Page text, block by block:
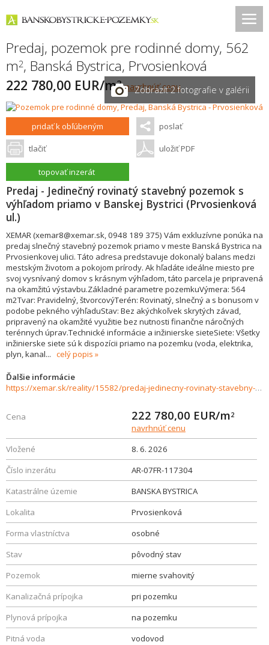
Predaj, pozemok pre rodinné domy, 562
m2, Banská Bystrica, Prvosienková
222 780,00 EUR/m2 navrhnúť cenu
Zobraziť 2 fotografie v galérii
pridať k obľúbeným poslať
tlačiť uložiť PDF
topovať inzerát
Predaj - Jedinečný rovinatý stavebný pozemok s
výhľadom priamo v Banskej Bystrici (Prvosienková
ul.)
XEMAR (xemar8@xemar.sk, 0948 189 375) Vám exkluzívne ponúka na
predaj slnečný stavebný pozemok priamo v meste Banská Bystrica na
Prvosienkovej ulici. Táto adresa predstavuje dokonalý balans medzi
mestským životom a pokojom prírody. Ak hľadáte ideálne miesto pre
svoj vysnívaný domov s krásnym výhľadom, táto parcela je pripravená
na okamžitú výstavbu.Základné parametre pozemkuVýmera: 564
m2Tvar: Pravidelný, štvorcovýTerén: Rovinatý, slnečný a s bonusom v
podobe pekného výhľaduStav: Bez akýchkoľvek skrytých závad,
pripravený na okamžité využitie bez nutnosti finančne náročných
terénnych úprav.Technické informácie a inžinierske sieteSiete: Všetky
inžinierske siete sú k dispozícii priamo na pozemku (voda, elektrika,
plyn, kanal... celý popis
Ďalšie informácie
https://xemar.sk/reality/15582/predaj-jedinecny-rovinaty-stavebny-pozemok-s-vyhladom-priamo-v-banskej-bystrici-prvosienkova-ul
Cena 222 780,00 EUR/m2
navrhnúť cenu
Vložené
8. 6. 2026
Číslo inzerátu
AR-07FR-117304
Katastrálne územie
BANSKA BYSTRICA
Lokalita
Prvosienková
Forma vlastníctva
osobné
Stav
pôvodný stav
Pozemok
mierne svahovitý
Kanalizačná prípojka
pri pozemku
Plynová prípojka
na pozemku
Pitná voda
vodovod